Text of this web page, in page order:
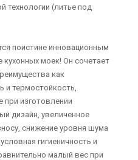
технологии (литье под
поистине инновационным
моек! Он сочетает
как
и термостойкость,
изготовлении
дизайн, увеличенное
снижение уровня шума
гигиеничность и
малый вес при